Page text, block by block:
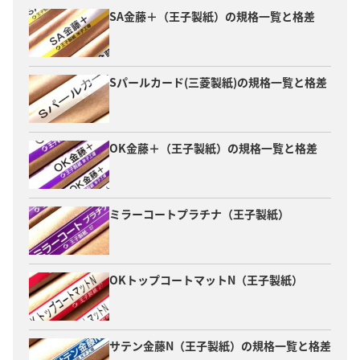
SA金藤＋（王子製紙）の規格一覧と格差
Sパールカード(三菱製紙)の規格一覧と格差
OK金藤＋（王子製紙）の規格一覧と格差
ミラーコートプラチナ（王子製紙）
OKトップコートマットN（王子製紙）
サテン金藤N（王子製紙）の規格一覧と格差